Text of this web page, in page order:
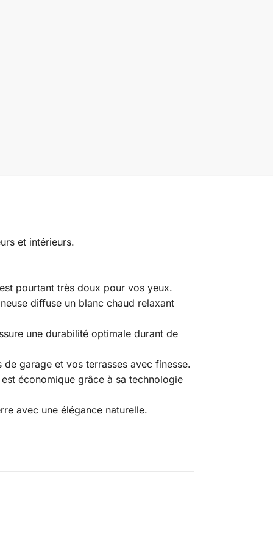
et intérieurs.
pourtant très doux pour vos yeux.
diffuse un blanc chaud relaxant
une durabilité optimale durant de
garage et vos terrasses avec finesse.
économique grâce à sa technologie
avec une élégance naturelle.